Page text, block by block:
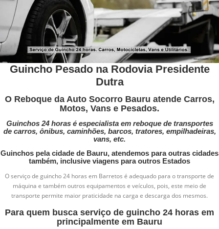
Guincho Pesado na Rodovia Presidente
Dutra
O Reboque da Auto Socorro Bauru atende Carros,
Motos, Vans e Pesados.
Guinchos 24 horas é especialista em reboque de transportes
de carros, ônibus, caminhões, barcos, tratores, empilhadeiras,
vans, etc.
Guinchos pela cidade de Bauru, atendemos para outras cidades
também, inclusive viagens para outros Estados
O serviço de guincho 24 horas em Barretos é adequado para o transporte de
máquina e também outros equipamentos e veículos, pois, este meio de
transporte permite maior praticidade na carga e descarga dos mesmos.
Para quem busca serviço de guincho 24 horas em
principalmente em Bauru